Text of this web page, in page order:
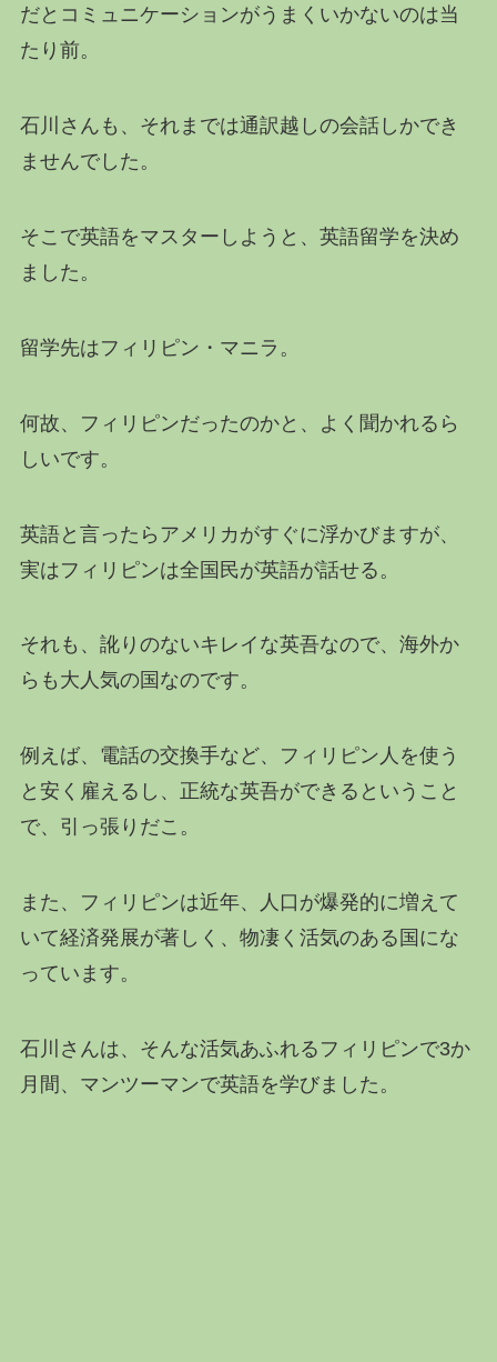
だとコミュニケーションがうまくいかないのは当
たり前。
石川さんも、それまでは通訳越しの会話しかでき
ませんでした。
そこで英語をマスターしようと、英語留学を決め
ました。
留学先はフィリピン・マニラ。
何故、フィリピンだったのかと、よく聞かれるら
しいです。
英語と言ったらアメリカがすぐに浮かびますが、
実はフィリピンは全国民が英語が話せる。
それも、訛りのないキレイな英吾なので、海外か
らも大人気の国なのです。
例えば、電話の交換手など、フィリピン人を使う
と安く雇えるし、正統な英吾ができるということ
で、引っ張りだこ。
また、フィリピンは近年、人口が爆発的に増えて
いて経済発展が著しく、物凄く活気のある国にな
っています。
石川さんは、そんな活気あふれるフィリピンで3か
月間、マンツーマンで英語を学びました。